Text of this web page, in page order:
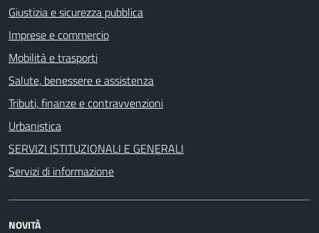
Giustizia e sicurezza pubblica
Imprese e commercio
Mobilità e trasporti
Salute, benessere e assistenza
Tributi, finanze e contravvenzioni
Urbanistica
SERVIZI ISTITUZIONALI E GENERALI
Servizi di informazione
NOVITÀ